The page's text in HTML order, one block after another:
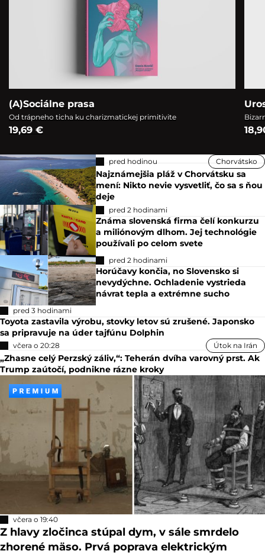
(A)Sociálne prasa
Od trápneho ticha ku charizmatickej primitivite
19,69 €
pred hodinou Chorvátsko
Najznámejšia pláž v Chorvátsku sa
mení: Nikto nevie vysvetliť, čo sa s ňou
deje
pred 2 hodinami
Známa slovenská firma čelí konkurzu
a miliónovým dlhom. Jej technológie
používali po celom svete
pred 2 hodinami
Horúčavy končia, no Slovensko si
nevydýchne. Ochladenie vystrieda
návrat tepla a extrémne sucho
pred 3 hodinami
Toyota zastavila výrobu, stovky letov sú zrušené. Japonsko
sa pripravuje na úder tajfúnu Dolphin
včera o 20:28 Útok na Irán
„Zhasne celý Perzský záliv,“: Teherán dvíha varovný prst. Ak
Trump zaútočí, podnikne rázne kroky
včera o 19:40
Z hlavy zločinca stúpal dym, v sále smrdelo
zhorené mäso. Prvá poprava elektrickým